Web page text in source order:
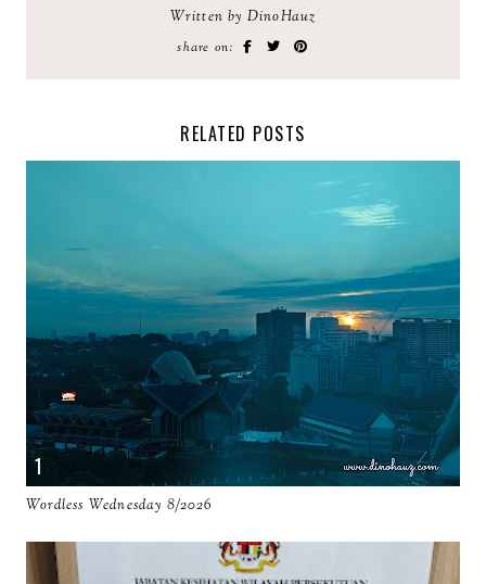
Written by DinoHauz
share on:
RELATED POSTS
Wordless Wednesday 8/2026